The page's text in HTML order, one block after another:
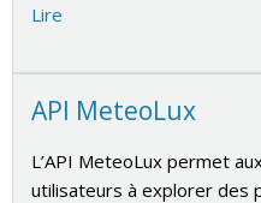
Lire
API MeteoLux
L’API MeteoLux permet
utilisateurs à explorer des